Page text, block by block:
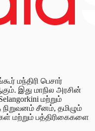
மந்திரி பெசார்
இது மாநில அரசின்
மற்றும்
சீனம், தமிழும்
மற்றும் பத்திரிகைகளை